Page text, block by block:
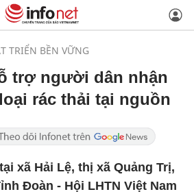
TRIỂN BỀN VỮNG
trợ người dân nhận
rác thải tại nguồn
xã Hải Lệ, thị xã Quảng Trị,
Đoàn - Hội LHTN Việt Nam